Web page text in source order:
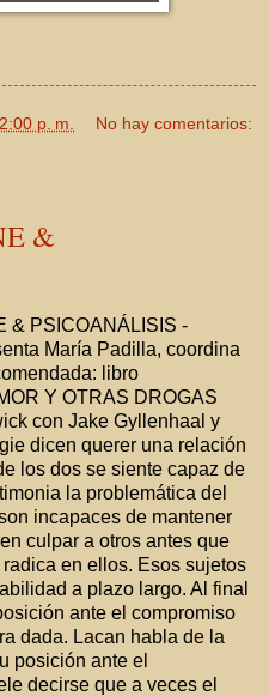
p. m. No hay comentarios:
&
& PSICOANÁLISIS -
María Padilla, coordina
libro
Y OTRAS DROGAS
con Jake Gyllenhaal y
dicen querer una relación
los dos se siente capaz de
la problemática del
incapaces de mantener
culpar a otros antes que
en ellos. Esos sujetos
a plazo largo. Al final
ante el compromiso
dada. Lacan habla de la
posición ante el
decirse que a veces el